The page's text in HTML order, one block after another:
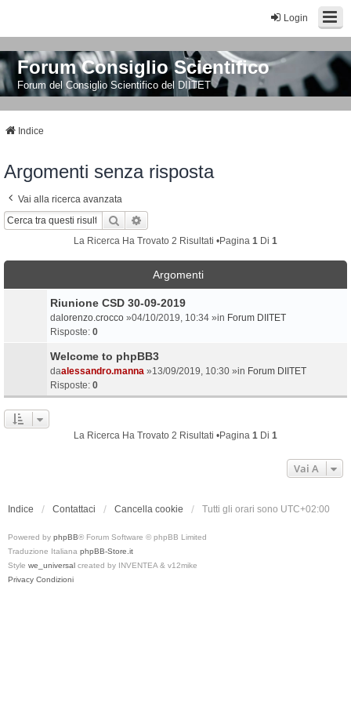
Login
Forum Consiglio Scientifico
Forum del Consiglio Scientifico del DIITET
Indice
Argomenti senza risposta
Vai alla ricerca avanzata
Cerca
La Ricerca Ha Trovato 2 Risultati •Pagina 1 Di 1
Argomenti
Riunione CSD 30-09-2019
da lorenzo.crocco »04/10/2019, 10:34 »in Forum DIITET
Risposte: 0
Welcome to phpBB3
daalessandro.manna »13/09/2019, 10:30 »in Forum DIITET
Risposte: 0
La Ricerca Ha Trovato 2 Risultati •Pagina 1 Di 1
Vai A
Indice Contattaci Cancella cookie Tutti gli orari sono UTC+02:00
Powered by phpBB® Forum Software © phpBB Limited
Traduzione Italiana phpBB-Store.it
Style we_universal created by INVENTEA & v12mike
Privacy Condizioni